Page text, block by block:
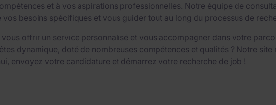
et à vos aspirations professionnelles. Notre équipe de
besoins spécifiques et vous guider tout au long du processus de
offrir un service personnalisé et vous accompagner dans votre
dynamique, doté de nombreuses compétences et qualités ? Notre
envoyez votre candidature et démarrez votre recherche de job !